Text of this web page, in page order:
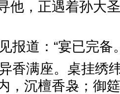
他，正遇着孙大
见报道：“宴已
香满座。桌挂绣
，沉檀香袅；御